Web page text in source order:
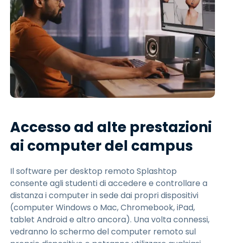
Accesso ad alte prestazioni
ai computer del campus
Il software per desktop remoto Splashtop
consente agli studenti di accedere e controllare a
distanza i computer in sede dai propri dispositivi
(computer Windows o Mac, Chromebook, iPad,
tablet Android e altro ancora). Una volta connessi,
vedranno lo schermo del computer remoto sul